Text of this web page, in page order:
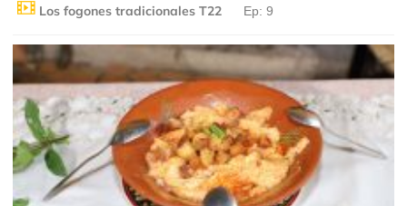
Los fogones tradicionales T22 Ep: 9